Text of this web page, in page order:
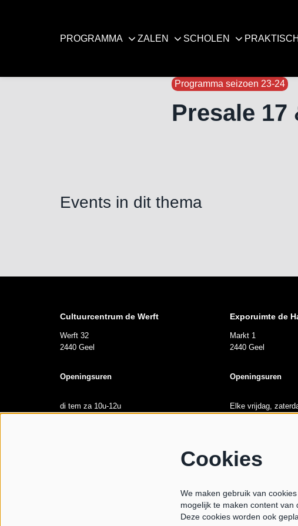
PROGRAMMA ZALEN SCHOLEN PRAKTISCH
Programma seizoen 23-24
Presale 17
Events in dit thema
Cultuurcentrum de Werft
Werft 32
2440 Geel
Openingsuren
di tem za 10u-12u
Exporuimte de
Markt 1
2440 Geel
Openingsuren
Elke vrijdag,
© CC De Werft
Cookies
We maken gebruik van
mogelijk te maken content van
Deze cookies worden ook